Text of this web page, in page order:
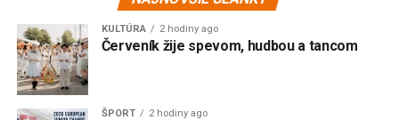
KULTÚRA 2 hodiny ago
Červeník žije spevom, hudbou a tancom
ŠPORT 2 hodiny ago